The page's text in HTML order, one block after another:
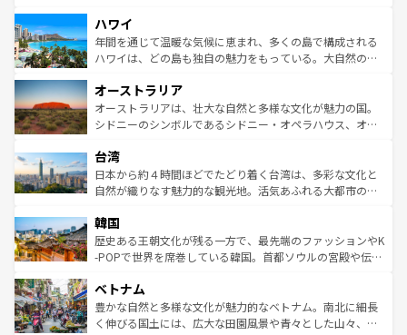
ば市内交通費無料で観光を楽しむこともできる。 なお、新
着のスイス情報はコンテンツ一覧 を参照してほしい。
のような巨大都市は、観光、ショッピング、エンターテイ
ンメントが詰まった刺激的なスポットだ。一方、アメリカ
西部には大自然が広がり、グランドキャニオンやイエロー
部のニューオーリンズでは、音楽と美食が融合した独特の
文化が魅力。旅行者はアメリカの各地域で異なる魅力を楽
しみながら、その多様性と豊かな歴史を感じることができ
ならではの贅沢な旅のスタイルだ。 なお、新着のアメリカ
情報はコンテンツ一覧を参照してほしい。
ハワイ
年間を通じて温暖な気候に恵まれ、多くの島で構成される
ハワイは、どの島も独自の魅力をもっている。大自然の神
ワイ島は見逃せない。また、定番の観光地といえばオアフ
島だが、静かな自然を求めるならマウイ島やカウアイ島が
おすすめ。エメラルドグリーンに輝く海をはじめ、豊かな
れるおもてなしの心で訪れる人々を迎えてくれるハワイの
人々、おいしいローカルフードやハワイアンミュージッ
ク、伝統的なフラダンスなど、すべてがハワイの魅力を彩
ワイを、存分に味わってほしい。 なお、新着のハワイ情報
はコンテンツ一覧を参照してほしい。
オーストラリア
オーストラリアは、壮大な自然と多様な文化が魅力の国。
シドニーのシンボルであるシドニー・オペラハウス、オー
リアリーフや大陸中央部にそびえるウルル（エアーズロッ
ク）、タスマニアの美しい原生林やケアンズの熱帯雨林な
ど、見どころがたくさん。また、カフェやワイン、オージ
いる。アクティビティも充実しており、サーフィンやダイ
ビング、ハイキングなど、アウトドア好きにはたまらな
い。オーストラリアの多彩な魅力を存分に味わいつくそ
参照してほしい。
台湾
日本から約４時間ほどでたどり着く台湾は、多彩な文化と
自然が織りなす魅力的な観光地。活気あふれる大都市の台
ン）、静ひつな山岳地帯である台湾東部など、都市の喧騒
と山間の静けさが共存しており、訪れる人に新しい発見と
驚きをもたらしてくれる。また、奥深い台湾の食文化も魅
容にもいいと評判のスイーツなど、バラエティ豊かな料理
が味わえる。 なお、新着の台湾情報は コンテンツ一覧を参
照してほしい。
韓国
歴史ある王朝文化が残る一方で、最先端のファッションやK
-POPで世界を席巻している韓国。首都ソウルの宮殿や伝統
き、地方に足を延ばせば四季折々の自然美を楽しむことが
できる。そして、キムチや焼肉、絶品のストリートフード
まで、さまざまな韓国料理が待っている。夜には、韓国な
ベトナム
豊かな自然と多様な文化が魅力的なベトナム。南北に細長
く伸びる国土には、広大な田園風景や青々とした山々、世